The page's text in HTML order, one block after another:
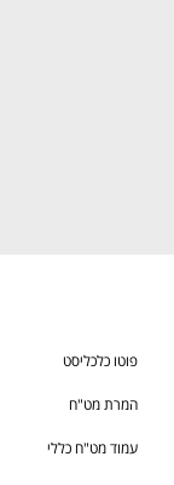
פוטו כלכליסט
המרת מט"ח
עמוד מט"ח כללי